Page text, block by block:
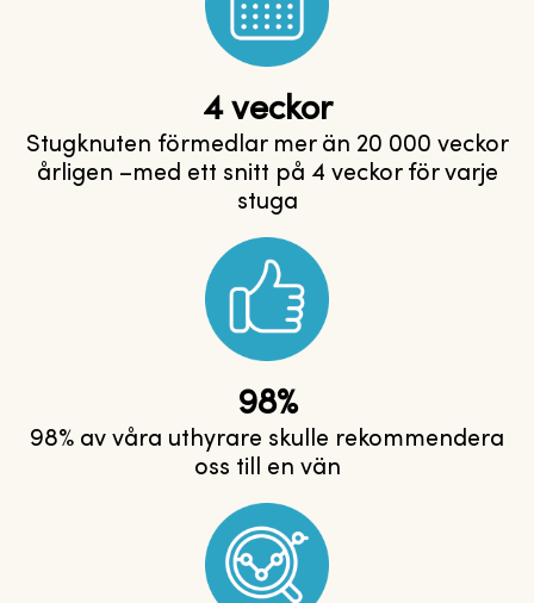
4 veckor
Stugknuten förmedlar mer än 20 000 veckor
årligen –med ett snitt på 4 veckor för varje
stuga
98%
98% av våra uthyrare skulle rekommendera
oss till en vän